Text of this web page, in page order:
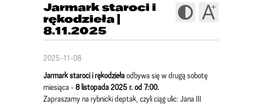
Jarmark staroci i
rękodzieła |
8.11.2025
2025-11-08
Jarmark staroci i rękodziełaodbywa się w drugą sobotę
miesiąca -8 listopada 2025 r. od 7:00.
Zapraszamy na rybnicki deptak, czyli ciąg ulic: Jana III